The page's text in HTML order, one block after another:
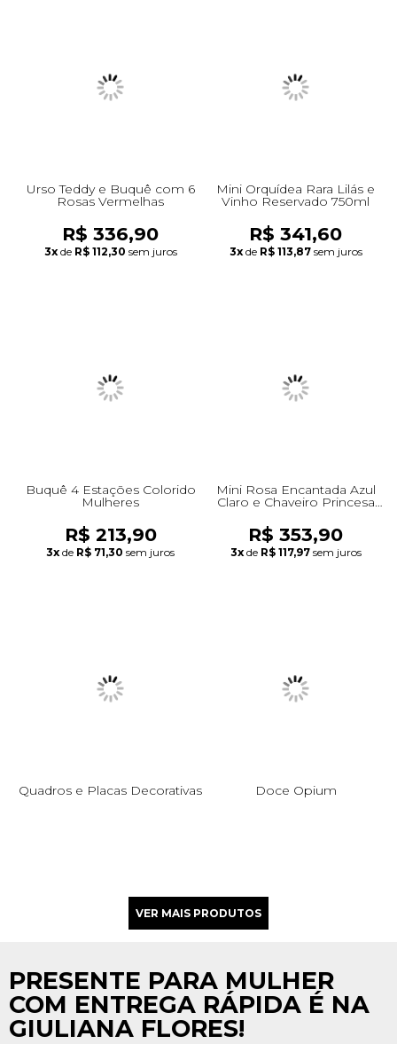
Urso Teddy e Buquê com 6
Rosas Vermelhas
R$ 336,90
3x de R$ 112,30 sem juros
Mini Orquídea Rara Lilás e
Vinho Reservado 750ml
R$ 341,60
3x de R$ 113,87 sem juros
Buquê 4 Estações Colorido
Mulheres
R$ 213,90
3x de R$ 71,30 sem juros
Mini Rosa Encantada Azul
Claro e Chaveiro Princesa
R$ 353,90
3x de R$ 117,97 sem juros
Quadros e Placas Decorativas Doce Opium
PRESENTE PARA MULHER
COM ENTREGA RÁPIDA É NA
GIULIANA FLORES!